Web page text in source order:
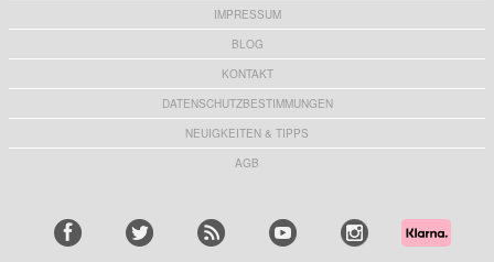
IMPRESSUM
BLOG
KONTAKT
DATENSCHUTZBESTIMMUNGEN
NEUIGKEITEN & TIPPS
AGB